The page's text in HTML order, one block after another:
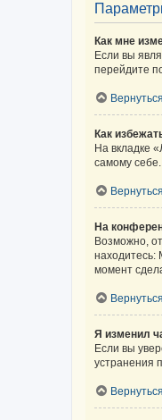
Как мне
Если вы
перейдите
Как
На вкладке
самому
На
Возможно,
находитесь:
момент
Я изменил
Если вы
устранения